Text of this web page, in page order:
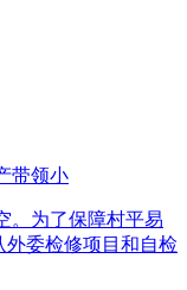
带领小
。为了保障村平易
委检修项目和自检